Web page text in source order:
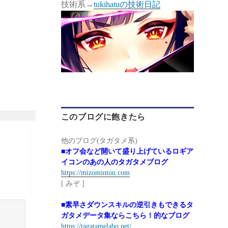
技術系→tukihatuの技術日記
このブログに飽きたら
他のブログ(タガタメ系)
■オフ会など開いて盛り上げているロギア
イコンのあの人のタガタメブログ
https://mizominton.com
[ みぞ ]
■素早さダウンスキルの逆引きもできるタ
ガタメデータ集ならこちら！的なブログ
https://tagatamelabo.net/